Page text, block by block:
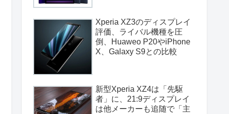
Xperia XZ3のディスプレイ
評価、ライバル機種を圧
倒、Huaweo P20やiPhone
X、Galaxy S9との比較
新型Xperia XZ4は「先駆
者」に、21:9ディスプレイ
は他メーカーも追随で「主